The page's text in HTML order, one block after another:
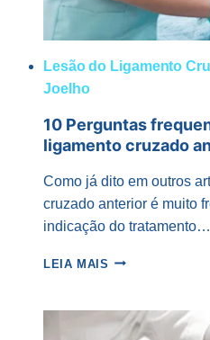
Lesão do Ligamento
Joelho
10 Perguntas
ligamento cruzado
Como já dito em outros
cruzado anterior é muito
indicação do tratamento…
LEIA MAIS 10
SOBRE